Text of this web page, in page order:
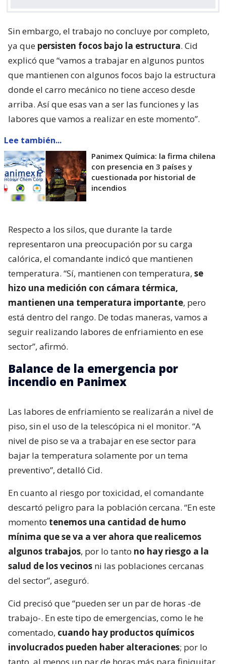
Sin embargo, el trabajo no concluye por completo,
ya que persisten focos bajo la estructura. Cid
explicó que “vamos a trabajar en algunos puntos
que mantienen con algunos focos bajo la estructura
donde el carro mecánico no tiene acceso desde
arriba. Así que esas van a ser las funciones y las
labores que vamos a realizar en este momento”.
Lee también...
Panimex Química: la firma chilena
con presencia en 3 países y
cuestionada por historial de
incendios
Respecto a los silos, que durante la tarde
representaron una preocupación por su carga
calórica, el comandante indicó que mantienen
temperatura. “Sí, mantienen con temperatura, se
hizo una medición con cámara térmica,
mantienen una temperatura importante, pero
está dentro del rango. De todas maneras, vamos a
seguir realizando labores de enfriamiento en ese
sector”, afirmó.
Balance de la emergencia por
incendio en Panimex
Las labores de enfriamiento se realizarán a nivel de
piso, sin el uso de la telescópica ni el monitor. “A
nivel de piso se va a trabajar en ese sector para
bajar la temperatura solamente por un tema
preventivo”, detalló Cid.
En cuanto al riesgo por toxicidad, el comandante
descartó peligro para la población cercana. “En este
momento tenemos una cantidad de humo
mínima que se va a ver ahora que realicemos
algunos trabajos, por lo tanto no hay riesgo a la
salud de los vecinos ni las poblaciones cercanas
del sector”, aseguró.
Cid precisó que “pueden ser un par de horas -de
trabajo-. En este tipo de emergencias, como le he
comentado, cuando hay productos químicos
involucrados pueden haber alteraciones; por lo